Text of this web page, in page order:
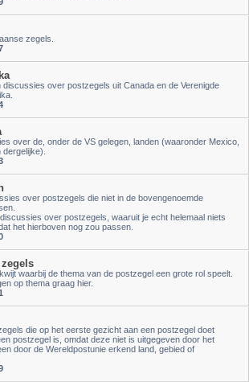
zegels.
discussies over postzegels uit Canada en de Verenigde
over de, onder de VS gelegen, landen (waaronder Mexico,
over postzegels die niet in de bovengenoemde
over postzegels, waaruit je echt helemaal niets
het hierboven nog zou passen.
waarbij de thema van de postzegel een grote rol speelt.
op thema graag hier.
die op het eerste gezicht aan een postzegel doet
postzegel is, omdat deze niet is uitgegeven door het
door de Wereldpostunie erkend land, gebied of